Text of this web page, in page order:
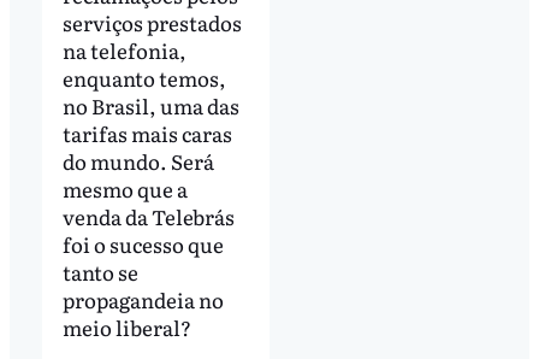
serviços prestados
na telefonia,
enquanto temos,
no Brasil, uma das
tarifas mais caras
do mundo. Será
mesmo que a
venda da Telebrás
foi o sucesso que
tanto se
propagandeia no
meio liberal?